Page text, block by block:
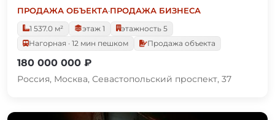
ПРОДАЖА ОБЪЕКТА·ПРОДАЖА БИЗНЕСА
1 537.0 м²
этаж 1
этажность 5
Нагорная · 12 мин пешком
Продажа объекта
180 000 000 ₽
Россия, Москва, Севастопольский проспект, 37